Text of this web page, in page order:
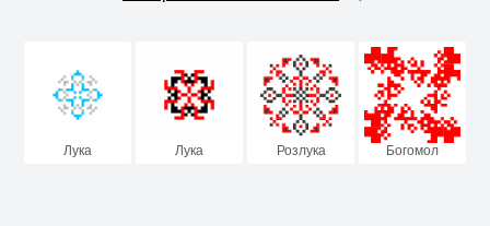
Лука Лука Розлука Богомол